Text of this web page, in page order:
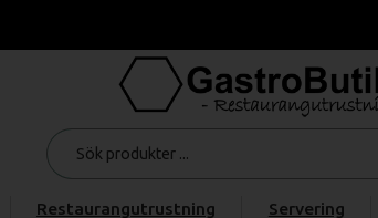
Restaurangutrustning Servering